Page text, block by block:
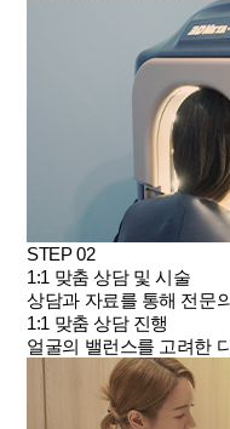
STEP 02
1:1 맞춤 상담 및 시술
상담과 자료를 통해 전문
1:1 맞춤 상담 진행
얼굴의 밸런스를 고려한